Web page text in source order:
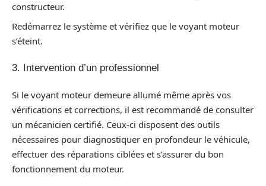
constructeur.
Redémarrez le système et vérifiez que le voyant moteur
s’éteint.
3. Intervention d’un professionnel
Si le voyant moteur demeure allumé même après vos
vérifications et corrections, il est recommandé de consulter
un mécanicien certifié. Ceux-ci disposent des outils
nécessaires pour diagnostiquer en profondeur le véhicule,
effectuer des réparations ciblées et s’assurer du bon
fonctionnement du moteur.